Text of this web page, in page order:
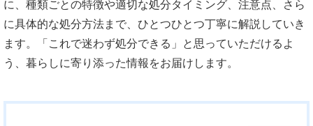
に、種類ごとの特徴や適切な処分タイミング、注意点、さら
に具体的な処分方法まで、ひとつひとつ丁寧に解説していき
ます。「これで迷わず処分できる」と思っていただけるよ
う、暮らしに寄り添った情報をお届けします。